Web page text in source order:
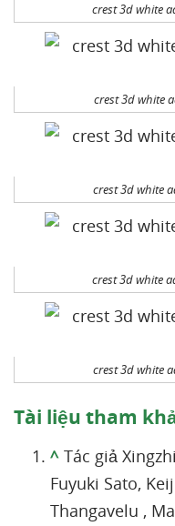
crest 3d white
crest 3d white
crest 3d white
crest 3d white
crest 3d white
Tài liệu tham
^ Tác giả
Fuyuki Sato,
Thangavelu ,